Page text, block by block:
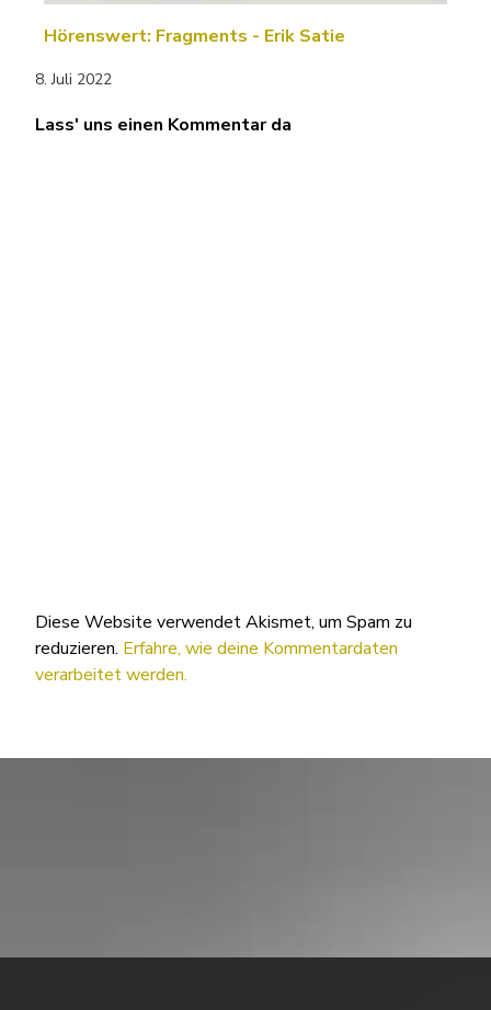
Hörenswert: Fragments - Erik Satie
8. Juli 2022
Lass' uns einen Kommentar da
Diese Website verwendet Akismet, um Spam zu
reduzieren. Erfahre, wie deine Kommentardaten
verarbeitet werden.